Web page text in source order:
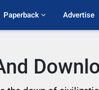
Paperback Advertise